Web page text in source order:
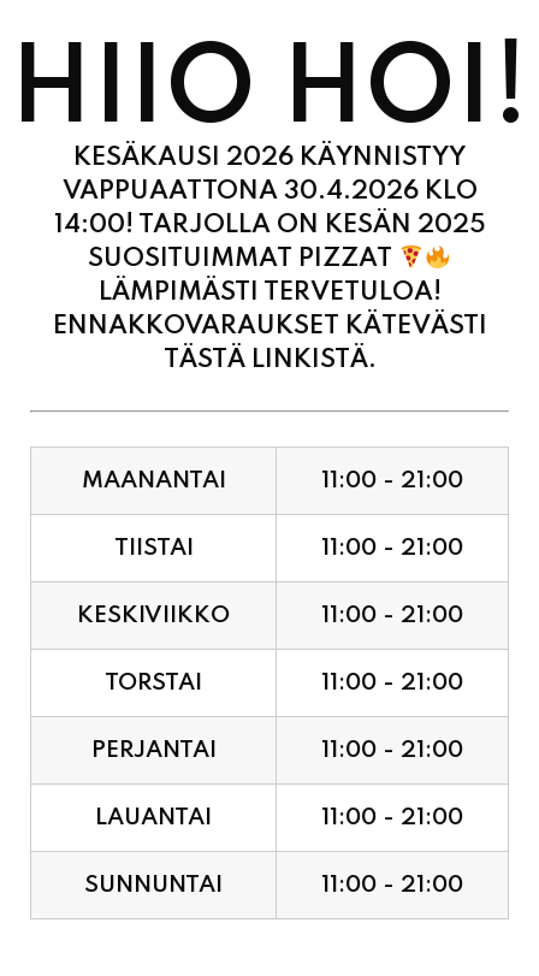
HIIO HOI!
KESÄKAUSI 2026 KÄYNNISTYY
VAPPUAATTONA 30.4.2026 KLO
14:00! TARJOLLA ON KESÄN 2025
SUOSITUIMMAT PIZZAT
LÄMPIMÄSTI TERVETULOA!
ENNAKKOVARAUKSET KÄTEVÄSTI
TÄSTÄ LINKISTÄ.
MAANANTAI 11:00 - 21:00
TIISTAI 11:00 - 21:00
KESKIVIIKKO 11:00 - 21:00
TORSTAI 11:00 - 21:00
PERJANTAI 11:00 - 21:00
LAUANTAI 11:00 - 21:00
SUNNUNTAI 11:00 - 21:00